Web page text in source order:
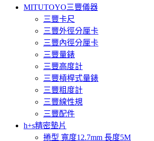
MITUTOYO三豐儀器
三豐卡尺
三豐外徑分厘卡
三豐內徑分厘卡
三豐量錶
三豐高度計
三豐槓桿式量錶
三豐粗度計
三豐線性規
三豐配件
h+s精密墊片
捲型 寬度12.7mm 長度5M